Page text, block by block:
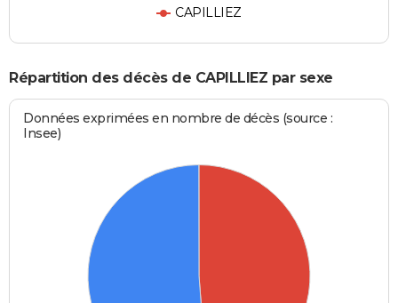
CAPILLIEZ
Répartition des décès de CAPILLIEZ par sexe
Données exprimées en nombre de décès (source :
Insee)